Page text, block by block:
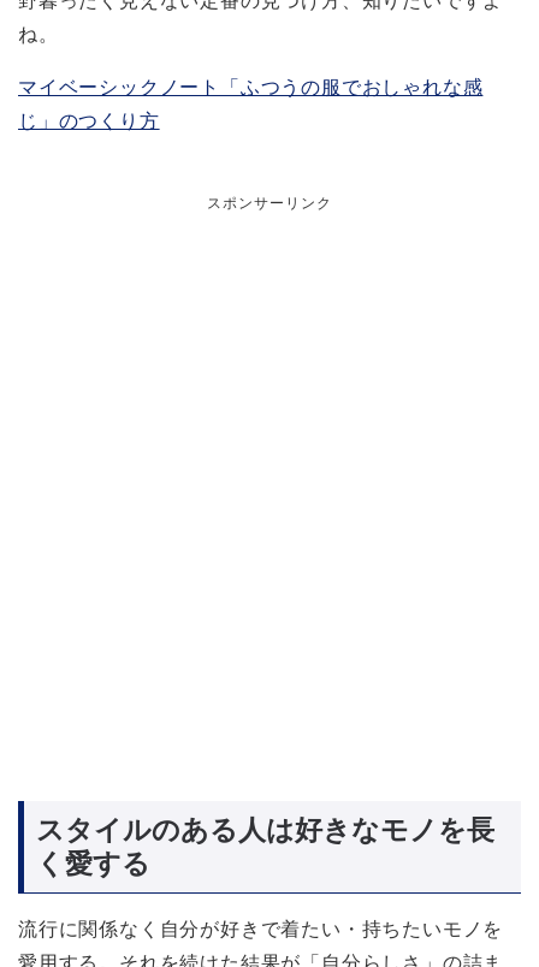
ね。
マイベーシックノート「ふつうの服でおしゃれな感
じ」のつくり方
スポンサーリンク
スタイルのある人は好きなモノを長
く愛する
流行に関係なく自分が好きで着たい・持ちたいモノを